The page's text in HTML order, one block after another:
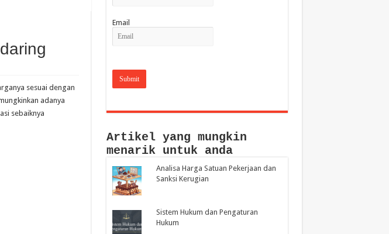
sesuai dengan
adanya
sebaiknya
Email
Artikel yang mungkin
menarik untuk anda
Analisa Harga Satuan Pekerjaan dan
Sanksi Kerugian
Sistem Hukum dan Pengaturan
Hukum